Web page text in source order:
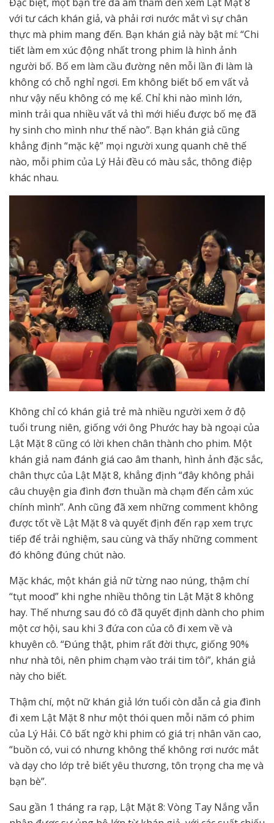
với tư cách khán giả, và phải rơi nước mắt vì sự chân
thực mà phim mang đến. Bạn khán giả này bật mí: “Chi
tiết làm em xúc động nhất trong phim là hình ảnh
người bố. Bố em làm cầu đường nên mỗi lần đi làm là
không có chỗ nghỉ ngơi. Em không biết bố em vất vả
như vậy nếu không có mẹ kể. Chỉ khi nào mình lớn,
mình trải qua nhiều vất vả thì mới hiểu được bố mẹ đã
hy sinh cho mình như thế nào”. Bạn khán giả cũng
khẳng định “mặc kệ” mọi người xung quanh chê thế
nào, mỗi phim của Lý Hải đều có màu sắc, thông điệp
khác nhau.
Không chỉ có khán giả trẻ mà nhiều người xem ở độ
tuổi trung niên, giống với ông Phước hay bà ngoại của
Lật Mặt 8 cũng có lời khen chân thành cho phim. Một
khán giả nam đánh giá cao âm thanh, hình ảnh đặc sắc,
chân thực của Lật Mặt 8, khẳng định “đây không phải
câu chuyện gia đình đơn thuần mà chạm đến cảm xúc
chính mình”. Anh cũng đã xem những comment không
được tốt về Lật Mặt 8 và quyết định đến rạp xem trực
tiếp để trải nghiệm, sau cùng và thấy những comment
đó không đúng chút nào.
Mặc khác, một khán giả nữ từng nao núng, thậm chí
“tụt mood” khi nghe nhiều thông tin Lật Mặt 8 không
hay. Thế nhưng sau đó cô đã quyết định dành cho phim
một cơ hội, sau khi 3 đứa con của cô đi xem về và
khuyên cô. “Đúng thật, phim rất đời thực, giống 90%
như nhà tôi, nên phim chạm vào trái tim tôi”, khán giả
này cho biết.
Thậm chí, một nữ khán giả lớn tuổi còn dẫn cả gia đình
đi xem Lật Mặt 8 như một thói quen mỗi năm có phim
của Lý Hải. Cô bất ngờ khi phim có giá trị nhân văn cao,
“buồn có, vui có nhưng không thể không rơi nước mắt
và dạy cho lớp trẻ biết yêu thương, tôn trọng cha mẹ và
bạn bè”.
Sau gần 1 tháng ra rạp, Lật Mặt 8: Vòng Tay Nắng vẫn